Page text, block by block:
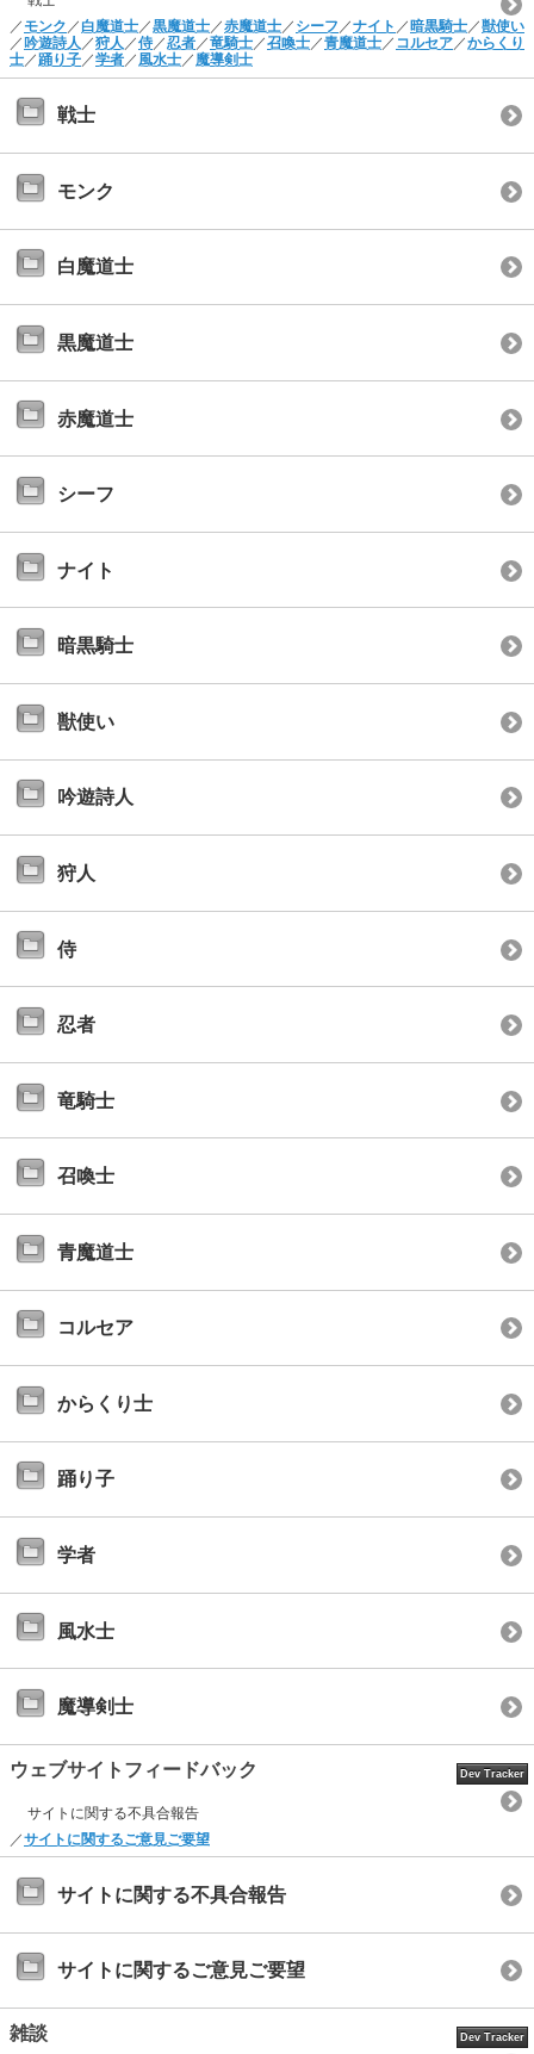
／ モンク ／ 白魔道士／黒魔道士／赤魔道士／ シーフ ／ナイト ／暗黒騎士／獣使い
／ 吟遊詩人 ／狩人 ／侍／忍者／竜騎士／召喚士／青魔道士／ コルセア／からくり
士／踊り子／学者／ 風水士／ 魔導剣士
戦士
モンク
白魔道士
黒魔道士
赤魔道士
シーフ
ナイト
暗黒騎士
獣使い
吟遊詩人
狩人
侍
忍者
竜騎士
召喚士
青魔道士
コルセア
からくり士
踊り子
学者
風水士
魔導剣士
ウェブサイトフィードバック Dev Tracker
サイトに関する不具合報告
／サイトに関するご意見ご要望
サイトに関する不具合報告
サイトに関するご意見ご要望
雑談 Dev Tracker